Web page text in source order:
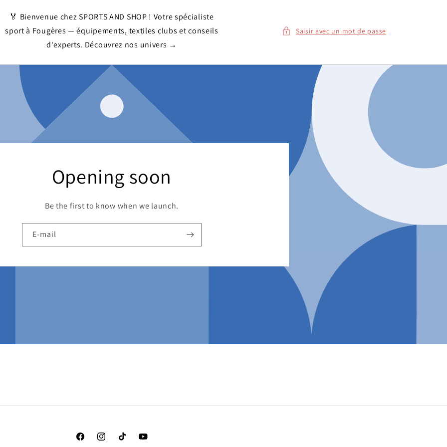
🏅 Bienvenue chez SPORTS AND SHOP ! Votre spécialiste
sport à Fougères — équipements, textiles clubs et conseils
d'experts. Découvrez nos univers →
Saisir avec un mot de passe
Opening soon
Be the first to know when we launch.
E-mail
FacebookInstagramTikTok YouTube